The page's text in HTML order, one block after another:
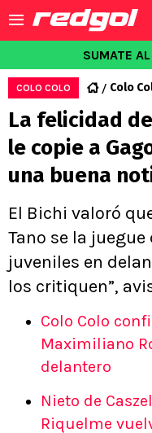
SUMATE
COLO COLO Colo
La felicidad
le copie a
una buena
El Bichi valoró
Tano se la
juveniles en
los critiquen”,
Colo Colo
Maximiliano
delantero
Nieto de
Riquelme